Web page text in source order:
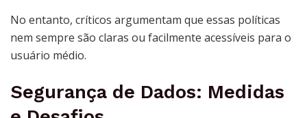
No entanto, críticos argumentam que essas políticas
nem sempre são claras ou facilmente acessíveis para o
usuário médio.
Segurança de Dados: Medidas